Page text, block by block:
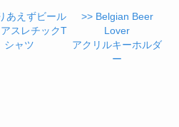
あえずビール
アスレチックT
シャツ
>> Belgian Beer
Lover
アクリルキーホルダ
ー